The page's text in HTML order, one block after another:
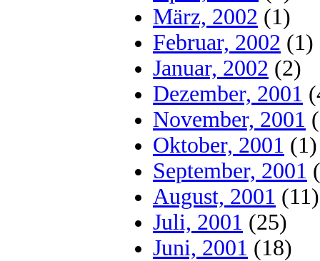
März, 2002 (1)
Februar, 2002 (1)
Januar, 2002 (2)
Dezember, 2001
November, 2001
Oktober, 2001 (1)
September, 2001
August, 2001 (11)
Juli, 2001 (25)
Juni, 2001 (18)